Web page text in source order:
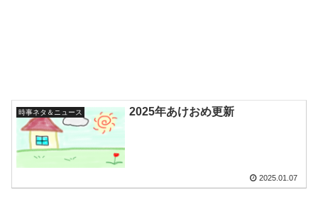
時事ネタ＆ニュース 2025年あけおめ更新
2025.01.07